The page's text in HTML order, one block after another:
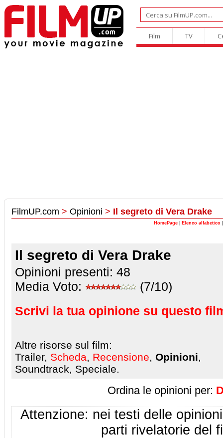
Film TV
FilmUP.com > Opinioni > Il segreto di Vera Drake
HomePage Elenco alfabetico
Il segreto di Vera Drake
Opinioni presenti: 48
Media Voto:
(7/10)
Scrivi la tua opinione su questo
Altre risorse sul film:
Trailer, Scheda, Recensione, Opinioni,
Soundtrack, Speciale.
Ordina le opinioni per:
Attenzione: nei testi delle
parti rivelatorie del